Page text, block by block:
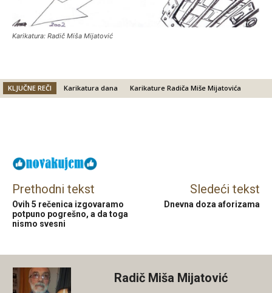
Karikatura: Radič Miša Mijatović
KLJUČNE REČI Karikatura dana Karikature Radiča Miše Mijatovića
Prethodni tekst
Ovih 5 rečenica izgovaramo
potpuno pogrešno, a da toga
nismo svesni
Sledeći tekst
Dnevna doza aforizama
Radič Miša Mijatović